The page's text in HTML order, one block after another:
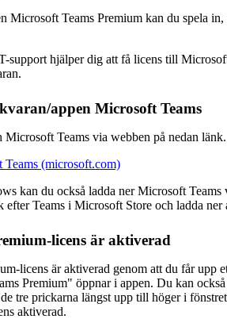
Microsoft Teams Premium kan du spela in,
support hjälper dig att få licens till
appen Microsoft Teams
Microsoft Teams via webben på nedan länk.
(microsoft.com)
kan du också ladda ner Microsoft Teams
efter Teams i Microsoft Store och ladda ner
licens är aktiverad
licens är aktiverad genom att du får upp
Premium" öppnar i appen. Du kan
tre prickarna längst upp till höger i
aktiverad.